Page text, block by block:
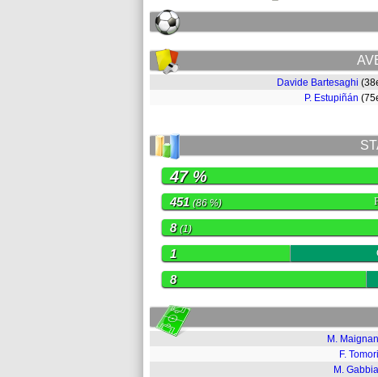
Davide Bartesaghi
P. Estupiñán
47 %
451 (86 %)
8(1)
1
8
M. Maignan
F. Tomori
M. Gabbia